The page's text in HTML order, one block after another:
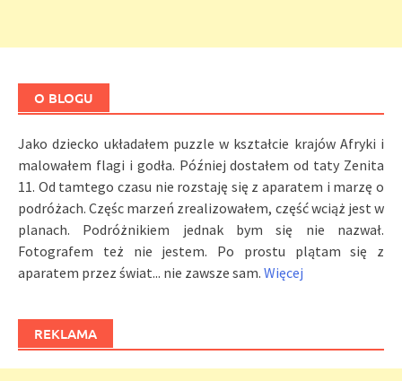
O BLOGU
Jako dziecko układałem puzzle w kształcie krajów Afryki i
malowałem flagi i godła. Później dostałem od taty Zenita
11. Od tamtego czasu nie rozstaję się z aparatem i marzę o
podróżach. Częśc marzeń zrealizowałem, część wciąż jest w
planach. Podróżnikiem jednak bym się nie nazwał.
Fotografem też nie jestem. Po prostu plątam się z
aparatem przez świat... nie zawsze sam. Więcej
REKLAMA